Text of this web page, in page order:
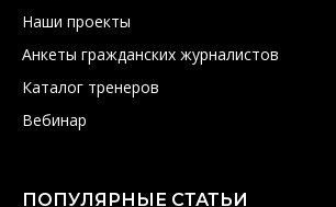
Наши проекты
Анкеты гражданских журналистов
Каталог тренеров
Вебинар
ПОПУЛЯРНЫЕ СТАТЬИ